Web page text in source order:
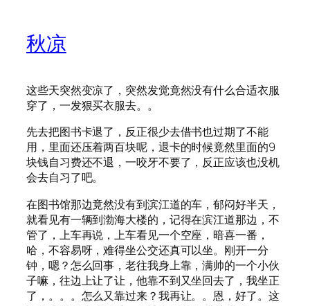
秋凉
这些天突然变凉了，突然发觉竟然没有什么合适衣服
穿了，一发狠买衣服去。。
先去把图书卡退了，反正很少去借书也过期了不能
用，里面还压着两百块呢，退卡的时候竟然里面的9
块钱自习费还不退，一咬牙不要了，反正应该也没机
会去自习了吧。
在图书馆那边竟然没有到滨江道的车，郁闷好半天，
就看见有一辆到渤海大楼的，记得在滨江道那边，不
管了，上车再说，上车看见一个空座，暗喜一番，
哈，不容易呀，难得坐公交还真可以坐。刚开一分
钟，嗯？怎么回事，老往我身上靠，满帅的一个小伙
子嘛，往边上让了让，他靠不到又坐回去了，我坐正
了，。。。怎么又靠过来？我再让。。恩，好了。这